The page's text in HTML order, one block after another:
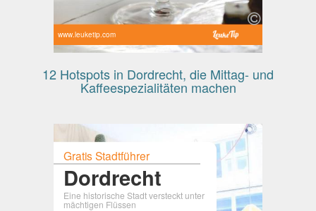
www.leuketip.com
12 Hotspots in Dordrecht, die Mittag- und
Kaffeespezialitäten machen
Gratis Stadtführer
Dordrecht
Eine historische Stadt versteckt unter
mächtigen Flüssen